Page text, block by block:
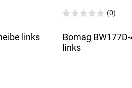
links
(0)
Bomag
links